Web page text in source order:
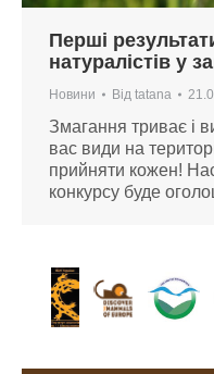
Перші
натуралістів у
Новини Від tatana
Змагання триває і
вас види на
прийняти кожен!
конкурсу буде